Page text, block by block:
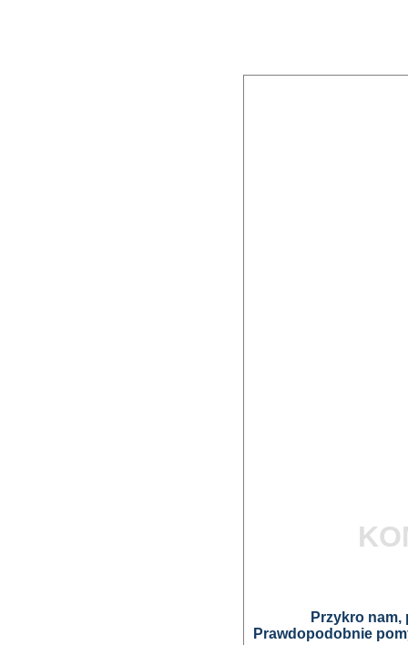
Przykro
Prawdopodobnie